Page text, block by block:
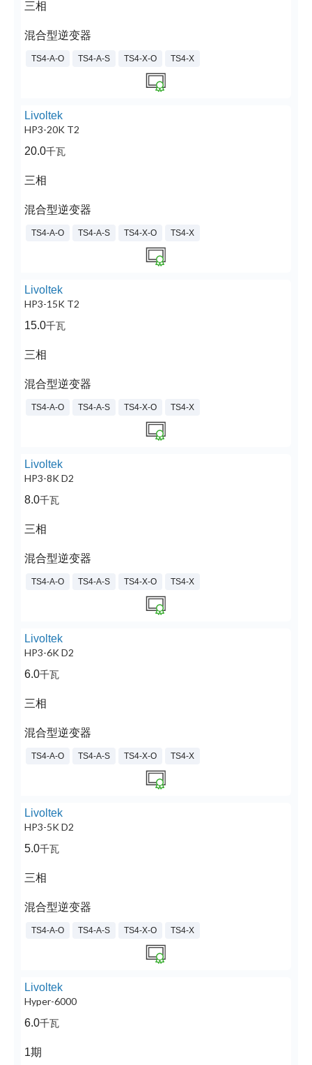
三相
混合型逆变器
TS4-A-O TS4-A-S TS4-X-O TS4-X
Livoltek
HP3-20K T2
20.0千瓦
三相
混合型逆变器
TS4-A-O TS4-A-S TS4-X-O TS4-X
Livoltek
HP3-15K T2
15.0千瓦
三相
混合型逆变器
TS4-A-O TS4-A-S TS4-X-O TS4-X
Livoltek
HP3-8K D2
8.0千瓦
三相
混合型逆变器
TS4-A-O TS4-A-S TS4-X-O TS4-X
Livoltek
HP3-6K D2
6.0千瓦
三相
混合型逆变器
TS4-A-O TS4-A-S TS4-X-O TS4-X
Livoltek
HP3-5K D2
5.0千瓦
三相
混合型逆变器
TS4-A-O TS4-A-S TS4-X-O TS4-X
Livoltek
Hyper-6000
6.0千瓦
1期